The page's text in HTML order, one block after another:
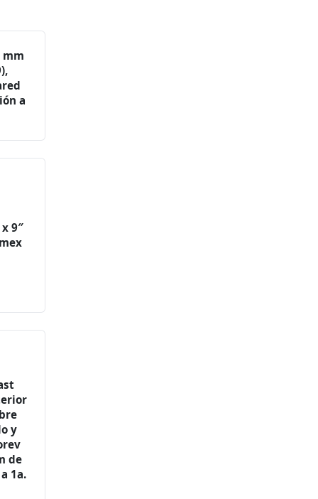
mm
a
9″
y
de
1a.